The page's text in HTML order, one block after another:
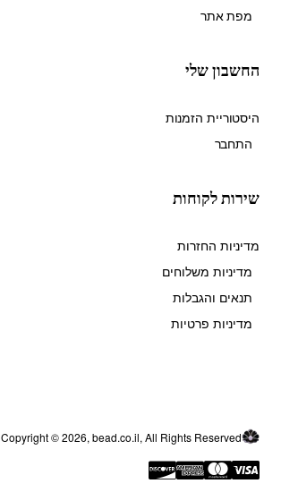
מפת אתר
החשבון שלי
היסטוריית הזמנות
התחבר
שירות לקוחות
מדיניות החזרות
מדיניות משלוחים
תנאים והגבלות
מדיניות פרטיות
Copyright © 2026, bead.co.il, All Rights Reserved